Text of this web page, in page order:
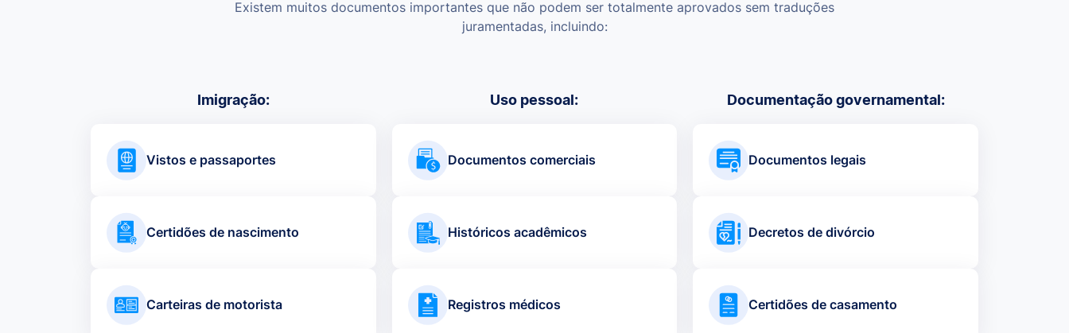
Existem muitos documentos importantes que não podem ser totalmente aprovados sem traduções
juramentadas, incluindo:
Imigração:
Vistos e passaportes
Certidões de nascimento
Carteiras de motorista
Uso pessoal:
Documentos comerciais
Históricos acadêmicos
Registros médicos
Documentação governamental:
Documentos legais
Decretos de divórcio
Certidões de casamento